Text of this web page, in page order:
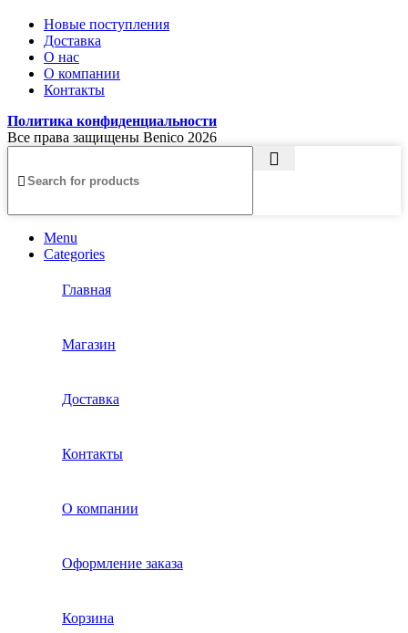
Новые поступления
Доставка
О нас
О компании
Контакты
Политика конфиденциальности
Все права защищены Benico 2026
Menu
Categories
Главная
Магазин
Доставка
Контакты
О компании
Оформление заказа
Корзина